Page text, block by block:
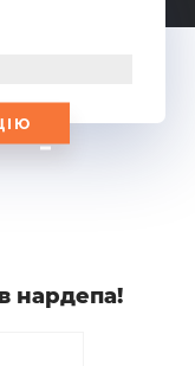
нардепа!